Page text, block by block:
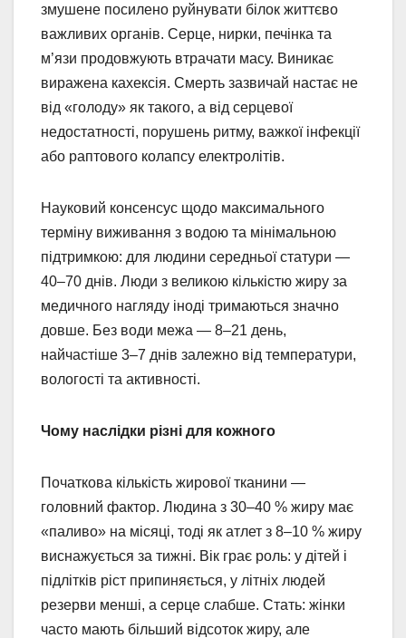
змушене посилено руйнувати білок життєво
важливих органів. Серце, нирки, печінка та
м’язи продовжують втрачати масу. Виникає
виражена кахексія. Смерть зазвичай настає не
від «голоду» як такого, а від серцевої
недостатності, порушень ритму, важкої інфекції
або раптового колапсу електролітів.
Науковий консенсус щодо максимального
терміну виживання з водою та мінімальною
підтримкою: для людини середньої статури —
40–70 днів. Люди з великою кількістю жиру за
медичного нагляду іноді тримаються значно
довше. Без води межа — 8–21 день,
найчастіше 3–7 днів залежно від температури,
вологості та активності.
Чому наслідки різні для кожного
Початкова кількість жирової тканини —
головний фактор. Людина з 30–40 % жиру має
«паливо» на місяці, тоді як атлет з 8–10 % жиру
виснажується за тижні. Вік грає роль: у дітей і
підлітків ріст припиняється, у літніх людей
резерви менші, а серце слабше. Стать: жінки
часто мають більший відсоток жиру, але